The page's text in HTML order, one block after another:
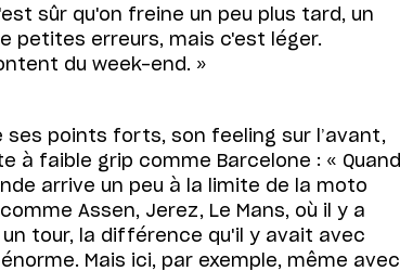
sûr qu'on freine un peu plus tard, un
petites erreurs, mais c'est léger.
du week-end. »
ses points forts, son feeling sur l’avant,
à faible grip comme Barcelone : « Quand
arrive un peu à la limite de la moto
Assen, Jerez, Le Mans, où il y a
tour, la différence qu'il y avait avec
Mais ici, par exemple, même avec